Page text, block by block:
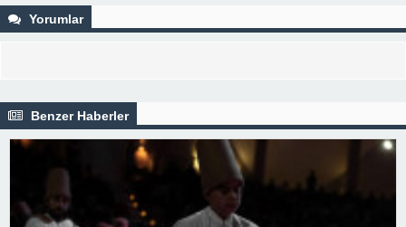
Yorumlar
Benzer Haberler